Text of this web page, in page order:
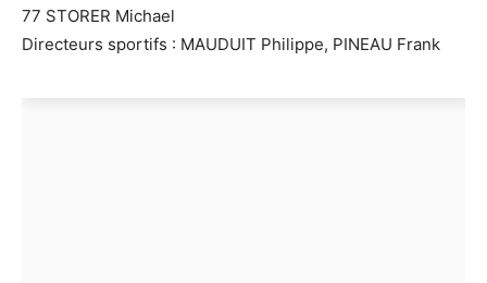
77 STORER Michael
Directeurs sportifs : MAUDUIT Philippe, PINEAU Frank